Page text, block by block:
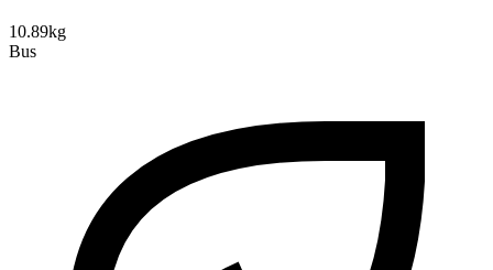
10.89kg
Bus